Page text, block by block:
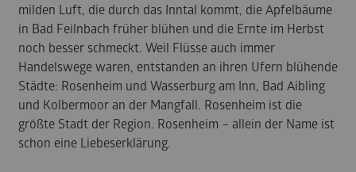
milden Luft, die durch das Inntal kommt, die Apfelbäume
in Bad Feilnbach früher blühen und die Ernte im Herbst
noch besser schmeckt. Weil Flüsse auch immer
Handelswege waren, entstanden an ihren Ufern blühende
Städte: Rosenheim und Wasserburg am Inn, Bad Aibling
und Kolbermoor an der Mangfall. Rosenheim ist die
größte Stadt der Region. Rosenheim – allein der Name ist
schon eine Liebeserklärung.